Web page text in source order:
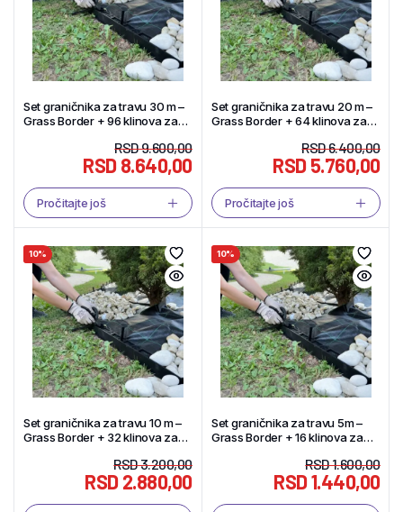
Set graničnika za travu 30 m –
Grass Border + 96 klinova za
RSD9.600,00
RSD8.640,00
Pročitajte još
Set graničnika za travu 20 m –
Grass Border + 64 klinova za
RSD6.400,00
RSD5.760,00
Pročitajte još
10%
Set graničnika za travu 10 m –
Grass Border + 32 klinova za
RSD3.200,00
RSD2.880,00
10%
Set graničnika za travu 5m –
Grass Border + 16 klinova za
RSD1.600,00
RSD1.440,00